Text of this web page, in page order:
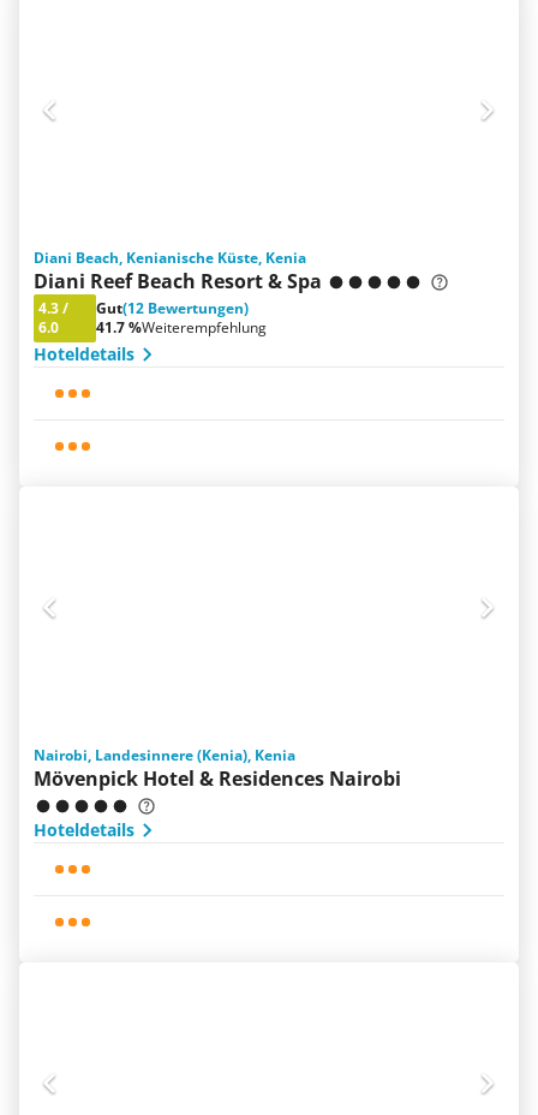
Diani Beach, Kenianische Küste, Kenia
Diani Reef Beach Resort & Spa
4.3/
6.0
Gut(12 Bewertungen)
41.7 %Weiterempfehlung
Hoteldetails
Nairobi, Landesinnere (Kenia), Kenia
Mövenpick Hotel & Residences Nairobi
Hoteldetails